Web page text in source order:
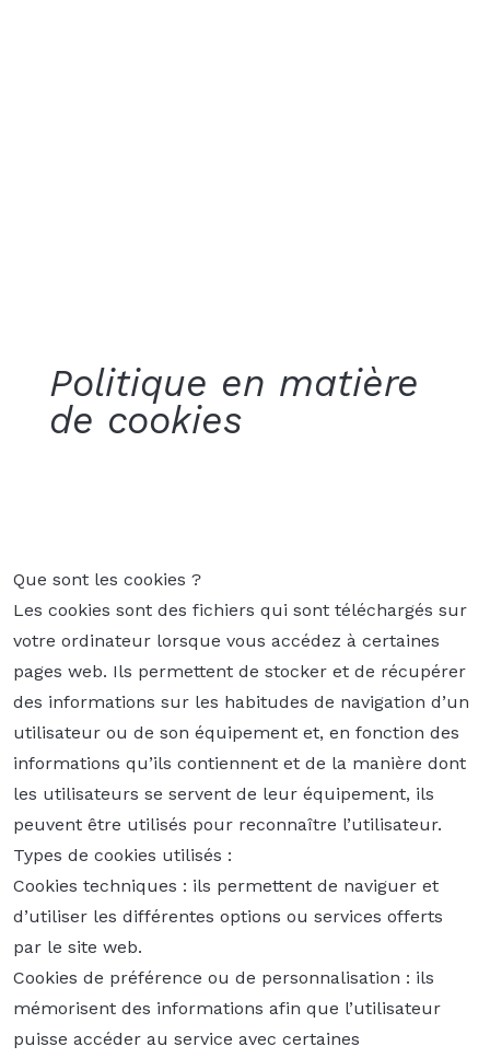
Politique en matière
de cookies
Que sont les cookies ?
Les cookies sont des fichiers qui sont téléchargés sur
votre ordinateur lorsque vous accédez à certaines
pages web. Ils permettent de stocker et de récupérer
des informations sur les habitudes de navigation d’un
utilisateur ou de son équipement et, en fonction des
informations qu’ils contiennent et de la manière dont
les utilisateurs se servent de leur équipement, ils
peuvent être utilisés pour reconnaître l’utilisateur.
Types de cookies utilisés :
Cookies techniques : ils permettent de naviguer et
d’utiliser les différentes options ou services offerts
par le site web.
Cookies de préférence ou de personnalisation : ils
mémorisent des informations afin que l’utilisateur
puisse accéder au service avec certaines